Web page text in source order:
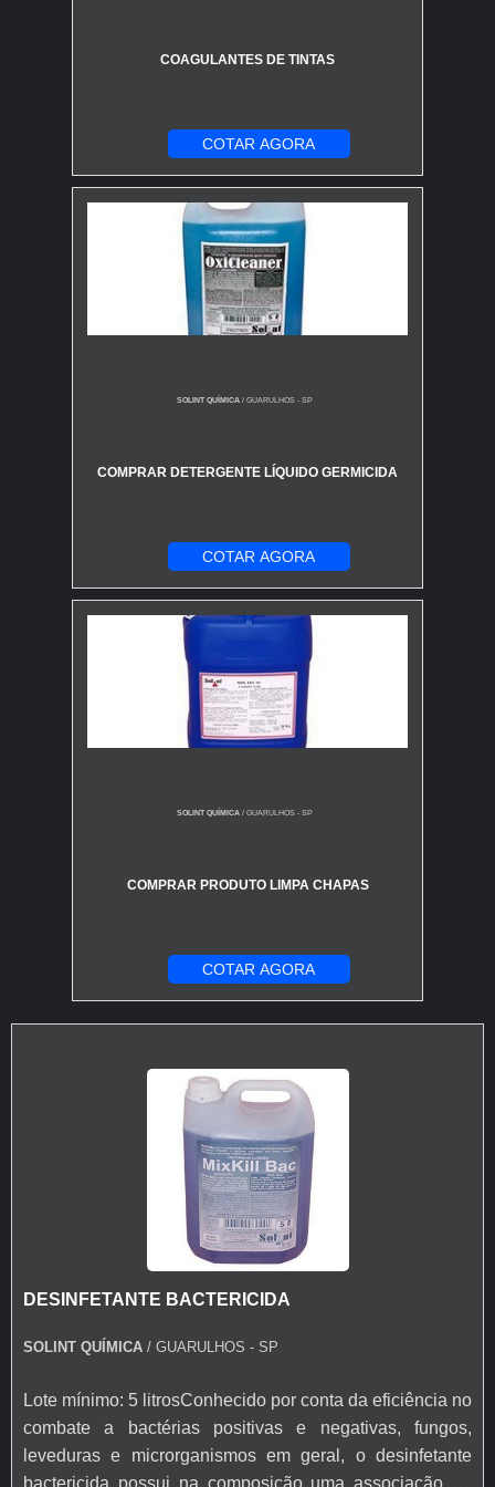
Não! Essa é uma confusão clássica. O
piso líquido (autonivelante)é uma argamassa
cimentícia usada parapreparar a base
(que na verdade é uma resina epóxi) é o
, um tipo de piso em si. Ou seja, o
primeiro é a preparação, o segundo é o produto final.
COAGULANTES DE TINTAS
COTAR AGORA
SOLINT QUÍMICA/ GUARULHOS - SP
COMPRAR DETERGENTE LÍQUIDO GERMICIDA
COTAR AGORA
SOLINT QUÍMICA/ GUARULHOS - SP
COMPRAR PRODUTO LIMPA CHAPAS
COTAR AGORA
DESINFETANTE BACTERICIDA
SOLINT QUÍMICA / GUARULHOS - SP
Lote mínimo: 5 litrosConhecido por conta da eficiência no
combate a bactérias positivas e negativas, fungos,
leveduras e microrganismos em geral, o desinfetante